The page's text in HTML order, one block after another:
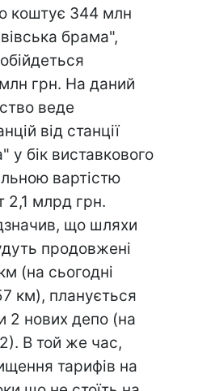
коштує 344 млн
брама",
грн. На даний
веде
від станції
у бік виставкового
вартістю
2,1 млрд грн.
що шляхи
продовжені
(на сьогодні
км), планується
2 нових депо (на
В той же час,
тарифів на